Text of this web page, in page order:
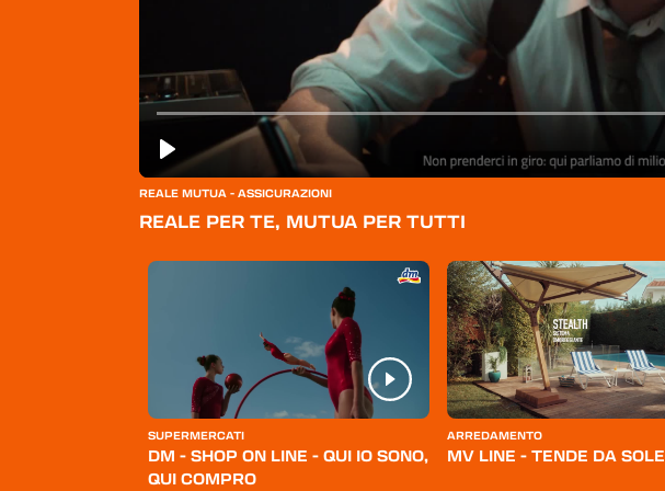
REALE MUTUA - ASSICURAZIONI
REALE PER TE, MUTUA PER TUTTI
SUPERMERCATI
DM - SHOP ON LINE - QUI IO SONO,
QUI COMPRO
ARREDAMENTO
MV LINE - TENDE DA SOLE